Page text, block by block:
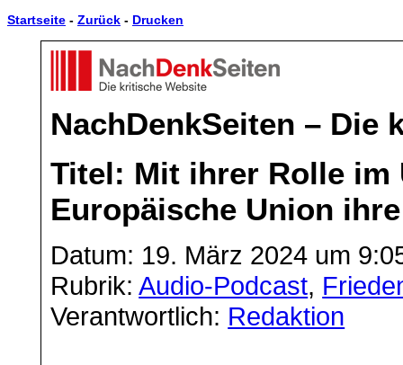
Startseite - Zurück - Drucken
NachDenkSeiten – Die
Titel: Mit ihrer Rolle
Europäische Union
Datum: 19. März 2024 um
Rubrik:Audio-Podcast,
Verantwortlich: Redaktion